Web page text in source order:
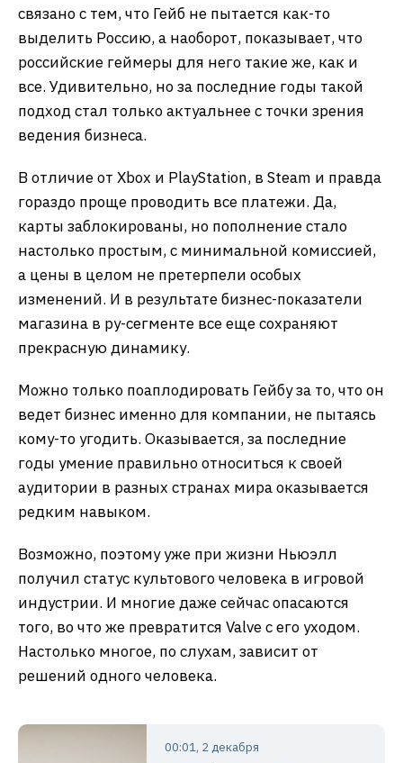
связано с тем, что Гейб не пытается как-то
выделить Россию, а наоборот, показывает, что
российские геймеры для него такие же, как и
все. Удивительно, но за последние годы такой
подход стал только актуальнее с точки зрения
ведения бизнеса.
В отличие от Xbox и PlayStation, в Steam и правда
гораздо проще проводить все платежи. Да,
карты заблокированы, но пополнение стало
настолько простым, с минимальной комиссией,
а цены в целом не претерпели особых
изменений. И в результате бизнес-показатели
магазина в ру-сегменте все еще сохраняют
прекрасную динамику.
Можно только поаплодировать Гейбу за то, что он
ведет бизнес именно для компании, не пытаясь
кому-то угодить. Оказывается, за последние
годы умение правильно относиться к своей
аудитории в разных странах мира оказывается
редким навыком.
Возможно, поэтому уже при жизни Ньюэлл
получил статус культового человека в игровой
индустрии. И многие даже сейчас опасаются
того, во что же превратится Valve с его уходом.
Настолько многое, по слухам, зависит от
решений одного человека.
00:01, 2 декабря